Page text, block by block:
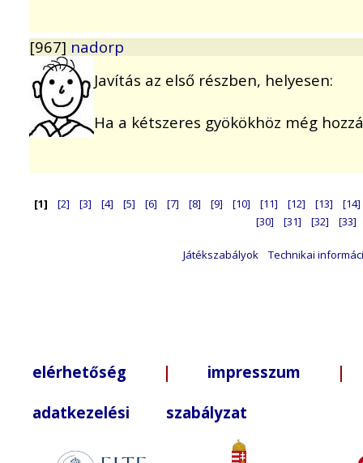
[967] nadorp
Javítás az első részben, helyesen:
Ha a kétszeres gyökökhöz még
[1] [2] [3] [4] [5] [6] [7] [8] [9] [10] [11] [12] [13]
[14]
[30]
[31] [32] [33]
Játékszabályok Technikai
elérhetőség | impresszum |
adatkezelési szabályzat